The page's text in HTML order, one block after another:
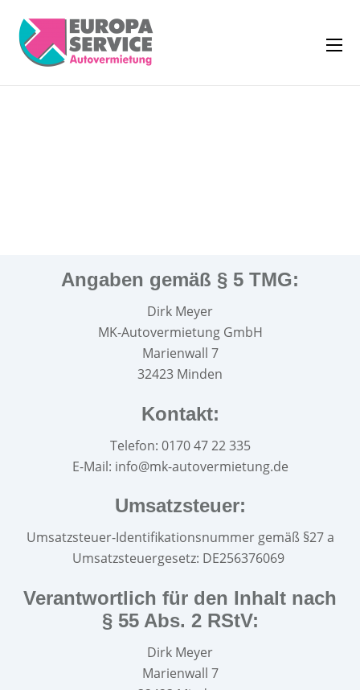
Angaben gemäß § 5 TMG:
Dirk Meyer
MK-Autovermietung GmbH
Marienwall 7
32423 Minden
Kontakt:
Telefon: 0170 47 22 335
E-Mail: info@mk-autovermietung.de
Umsatzsteuer:
Umsatzsteuer-Identifikationsnummer gemäß §27 a
Umsatzsteuergesetz: DE256376069
Verantwortlich für den Inhalt nach
§ 55 Abs. 2 RStV:
Dirk Meyer
Marienwall 7